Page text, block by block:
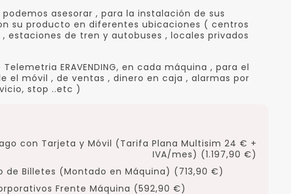
asesorar , para la instalación de sus
su producto en diferentes ubicaciones ( centros
estaciones de tren y autobuses , locales privados
ERAVENDING, en cada máquina , para el
el móvil , de ventas , dinero en caja , alarmas por
stop ..etc )
con Tarjeta y Móvil (Tarifa Plana Multisim 24 € +
IVA/mes) (1.197,90 €)
de Billetes (Montado en Máquina) (713,90 €)
Frente Máquina (592,90 €)